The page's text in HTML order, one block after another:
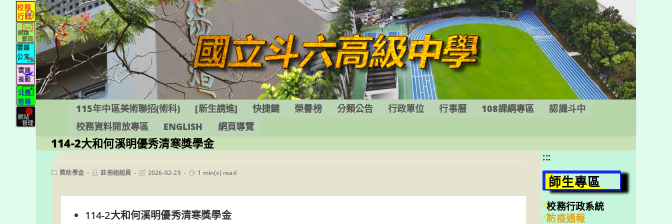
115年中區美術聯招(術科) [新生請進] 快捷鍵 榮譽榜 分類公告 行政單位 行事曆 108課綱專區
認識斗中
校務資料開放專區
ENGLISH 網頁導覽
114-2大和何溪明優秀清寒獎學金
Post獎助學金
Post註冊組組員
Post2026-02-25
Reading
1 min(s) read
114-2大和何溪明優秀清寒獎學金
:::
師生專區
校務行政系統
防疫通報